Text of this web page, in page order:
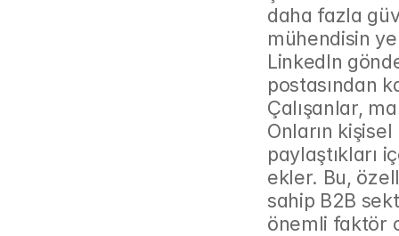
daha fazla
mühendisin
LinkedIn
postasından
Çalışanlar,
Onların
paylaştıkları
ekler. Bu,
sahip B2B
önemli faktör